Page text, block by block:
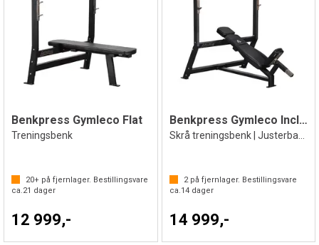
Benkpress Gymleco Flat
Treningsbenk
20+ på fjernlager. Bestillingsvare
ca.21 dager
12 999,-
Benkpress Gymleco Incline
2på fjernlager. Bestillingsvare
ca.14dager
14 999,-